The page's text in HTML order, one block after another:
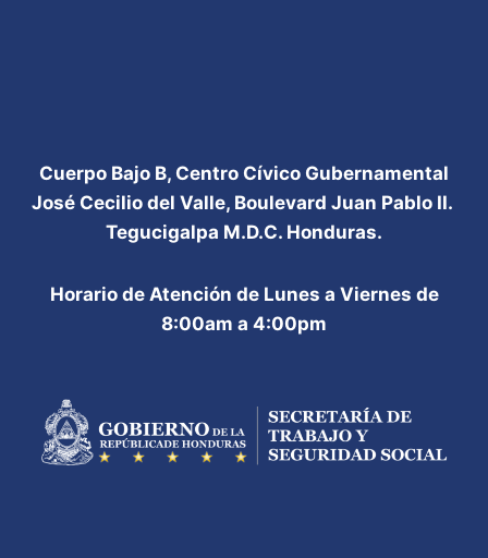
Cuerpo Bajo B, Centro Cívico Gubernamental
José Cecilio del Valle, Boulevard Juan Pablo II.
Tegucigalpa M.D.C. Honduras.
Horario de Atención de Lunes a Viernes de
8:00am a 4:00pm